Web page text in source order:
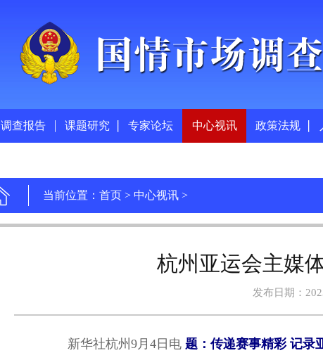
调查报告 课题研究 专家论坛 中心视讯 政策法规
当前位置：首页 > 中心视讯 >
杭州亚运会主媒
发布日期：
新华社杭州9月4日电题：传递赛事精彩 记